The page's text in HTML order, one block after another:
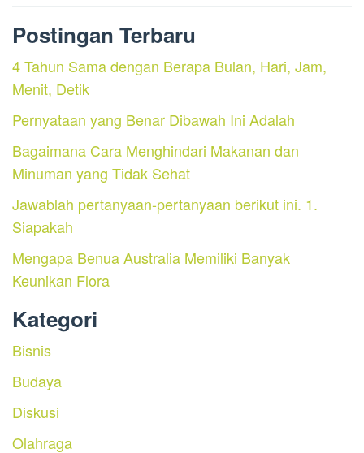
Postingan Terbaru
4 Tahun Sama dengan Berapa Bulan, Hari, Jam,
Menit, Detik
Pernyataan yang Benar Dibawah Ini Adalah
Bagaimana Cara Menghindari Makanan dan
Minuman yang Tidak Sehat
Jawablah pertanyaan-pertanyaan berikut ini. 1.
Siapakah
Mengapa Benua Australia Memiliki Banyak
Keunikan Flora
Kategori
Bisnis
Budaya
Diskusi
Olahraga